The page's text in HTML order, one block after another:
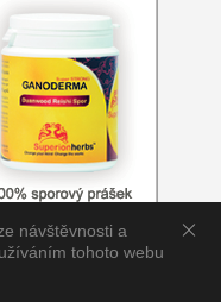
návštěvnosti a
tohoto webu